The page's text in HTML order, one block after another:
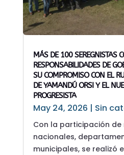
MÁS DE 100 SEREGNISTAS
RESPONSABILIDADES DE
SU COMPROMISO CON EL
DE YAMANDÚ ORSI Y EL
PROGRESISTA
May 24, 2026 | Sin
Con la participación de
nacionales,
municipales, se realizó